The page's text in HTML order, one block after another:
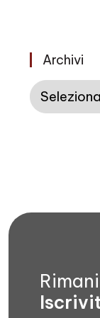
Archivi
Archivi